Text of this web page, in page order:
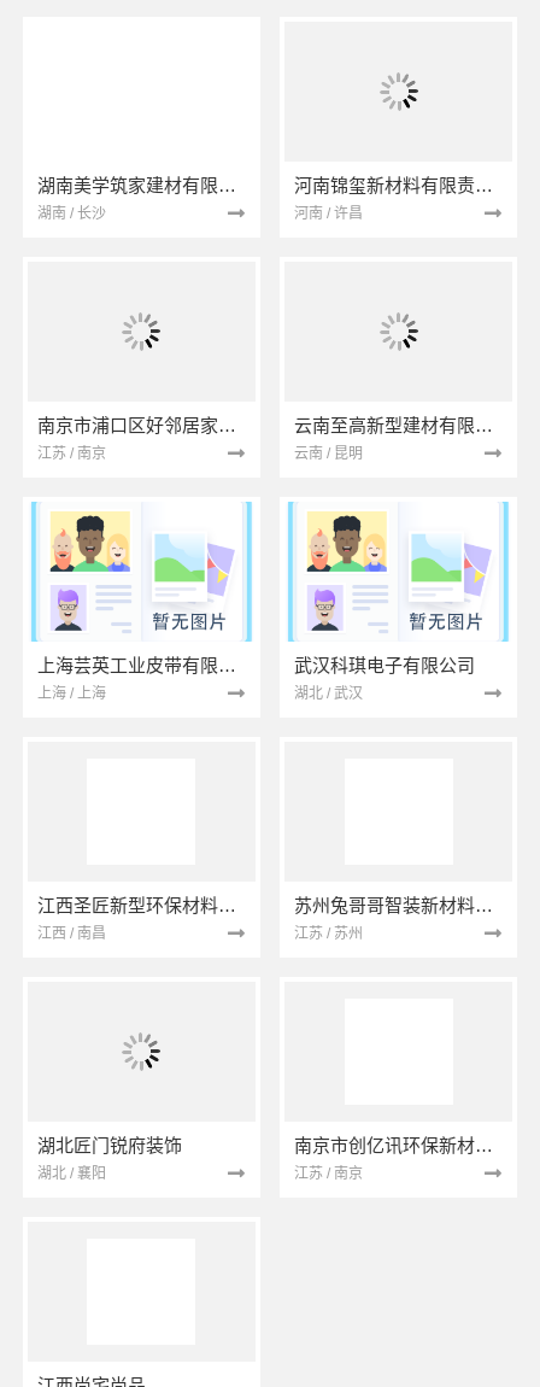
湖南美学筑家建材有限公司
湖南 / 长沙
河南锦玺新材料有限责任公司
河南 / 许昌
南京市浦口区好邻居家政服务中心
江苏 / 南京
云南至高新型建材有限公司
云南 / 昆明
上海芸英工业皮带有限公司
上海 / 上海
武汉科琪电子有限公司
湖北 / 武汉
江西圣匠新型环保材料有限公司
江西 / 南昌
苏州兔哥哥智装新材料有限公司
江苏 / 苏州
湖北匠门锐府装饰
湖北 / 襄阳
南京市创亿讯环保新材料有限公司
江苏 / 南京